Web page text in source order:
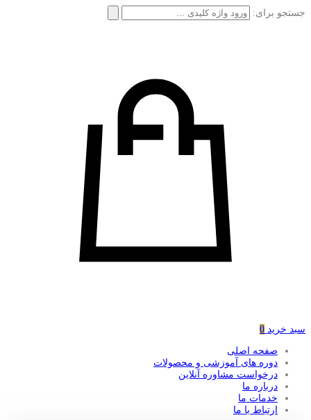
جستجو برای:
سبد خرید 0
صفحه اصلی
دوره های آموزشی و محصولات
درخواست مشاوره آنلاین
درباره ما
خدمات ما
ارتباط با ما